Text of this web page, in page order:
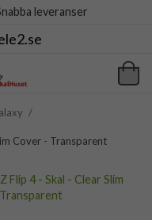
leveranser
/
Cover - Transparent